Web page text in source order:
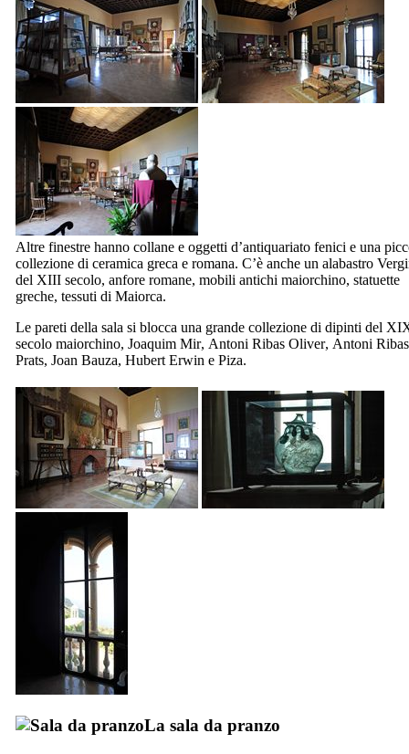
Altre finestre hanno collane e oggetti d’antiquariato fenici e una
collezione di ceramica greca e romana. C’è anche un alabastro
del XIII secolo, anfore romane, mobili antichi maiorchino, statuette
greche, tessuti di Maiorca.
Le pareti della sala si blocca una grande collezione di dipinti del
secolo maiorchino, Joaquim Mir, Antoni Ribas Oliver, Antoni Ribas
Prats, Joan Bauza, Hubert Erwin e Piza.
La sala da pranzo